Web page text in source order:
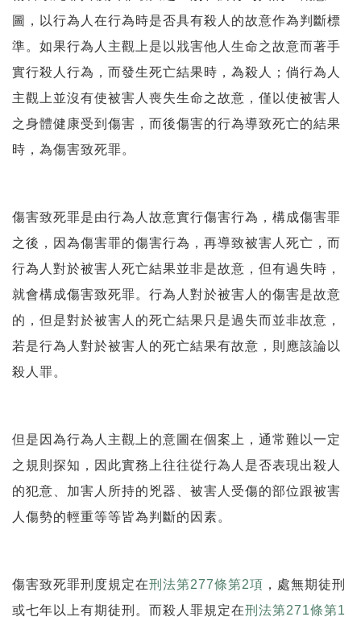
圖，以行為人在行為時是否具有殺人的故意作為判斷標
準。如果行為人主觀上是以戕害他人生命之故意而著手
實行殺人行為，而發生死亡結果時，為殺人；倘行為人
主觀上並沒有使被害人喪失生命之故意，僅以使被害人
之身體健康受到傷害，而後傷害的行為導致死亡的結果
時，為傷害致死罪。
傷害致死罪是由行為人故意實行傷害行為，構成傷害罪
之後，因為傷害罪的傷害行為，再導致被害人死亡，而
行為人對於被害人死亡結果並非是故意，但有過失時，
就會構成傷害致死罪。行為人對於被害人的傷害是故意
的，但是對於被害人的死亡結果只是過失而並非故意，
若是行為人對於被害人的死亡結果有故意，則應該論以
殺人罪。
但是因為行為人主觀上的意圖在個案上，通常難以一定
之規則探知，因此實務上往往從行為人是否表現出殺人
的犯意、加害人所持的兇器、被害人受傷的部位跟被害
人傷勢的輕重等等皆為判斷的因素。
傷害致死罪刑度規定在刑法第277條第2項 ，處無期徒刑
或七年以上有期徒刑。而殺人罪規定在刑法第271條第1